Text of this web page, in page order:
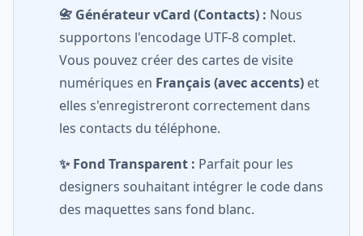
📇 Générateur vCard (Contacts) : Nous
supportons l'encodage UTF-8 complet.
Vous pouvez créer des cartes de visite
numériques en Français (avec accents) et
elles s'enregistreront correctement dans
les contacts du téléphone.
✨ Fond Transparent : Parfait pour les
designers souhaitant intégrer le code dans
des maquettes sans fond blanc.